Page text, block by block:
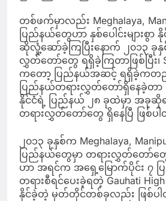
တစ်ဖက်မှာလည်း Meghalaya,
ပြည်နယ်တွေဟာ နှစ်ပေါင်းများစွာ
ဆိုလှုံ့ဆော်ခဲ့ကြပြီးနောက် ၂၀၁၃ ခု
လွှတ်တော်တွေ ရရှိခဲ့ကြတာဖြစ်ပြီး၊
ကတော့ ပြည်နယ်အဆင့် ရရှိခဲ့က
ပြည်နယ်တရားလွှတ်တော်ရှိနေခဲ့တာ
နိုင်ငံရဲ့ ပြည်နယ် ၂၈ ခုထဲမှာ အခုဆို
တရားလွှတ်တော်တွေ ရှိနေပြီ ဖြစ်ပ
၂၀၁၃ ခုနှစ်က Meghalaya,
ပြည်နယ်တွေမှာ တရားလွှတ်တော်တွ
ဟာ အရင်က အရှေ့မြောက်ပိုင်း ၇
တရားစီရင်ပေးခဲ့ရတဲ့ Gauhati
နိုင်ခဲ့တဲ့ မှတ်တိုင်တစ်ခုလည်း ဖြစ်ပ